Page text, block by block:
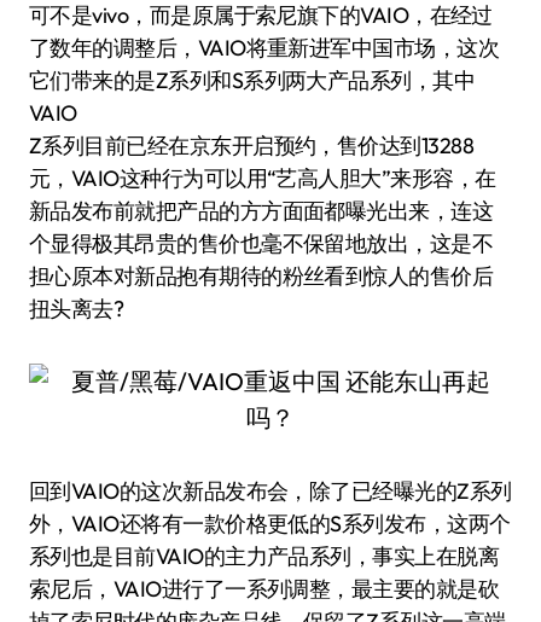
可不是vivo，而是原属于索尼旗下的VAIO，在经过
了数年的调整后，VAIO将重新进军中国市场，这次
它们带来的是Z系列和S系列两大产品系列，其中
VAIO
Z系列目前已经在京东开启预约，售价达到13288
元，VAIO这种行为可以用“艺高人胆大”来形容，在
新品发布前就把产品的方方面面都曝光出来，连这
个显得极其昂贵的售价也毫不保留地放出，这是不
担心原本对新品抱有期待的粉丝看到惊人的售价后
扭头离去?
回到VAIO的这次新品发布会，除了已经曝光的Z系列
外，VAIO还将有一款价格更低的S系列发布，这两个
系列也是目前VAIO的主力产品系列，事实上在脱离
索尼后，VAIO进行了一系列调整，最主要的就是砍